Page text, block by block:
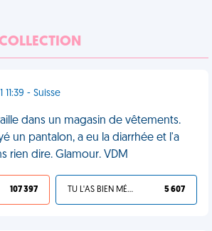
11:39 - Suisse
dans un magasin de vêtements.
un pantalon, a eu la diarrhée et l'a
rien dire. Glamour. VDM
107 397 TU L'AS BIEN MÉRITÉ 5 607